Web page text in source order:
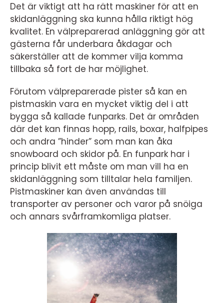
Det är viktigt att ha rätt maskiner för att en
skidanläggning ska kunna hålla riktigt hög
kvalitet. En välpreparerad anläggning gör att
gästerna får underbara åkdagar och
säkerställer att de kommer vilja komma
tillbaka så fort de har möjlighet.
Förutom välpreparerade pister så kan en
pistmaskin vara en mycket viktig del i att
bygga så kallade funparks. Det är områden
där det kan finnas hopp, rails, boxar, halfpipes
och andra ”hinder” som man kan åka
snowboard och skidor på. En funpark har i
princip blivit ett måste om man vill ha en
skidanläggning som tilltalar hela familjen.
Pistmaskiner kan även användas till
transporter av personer och varor på snöiga
och annars svårframkomliga platser.